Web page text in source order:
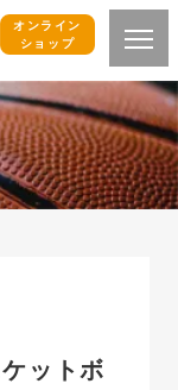
オンライン
ショップ
ットボ